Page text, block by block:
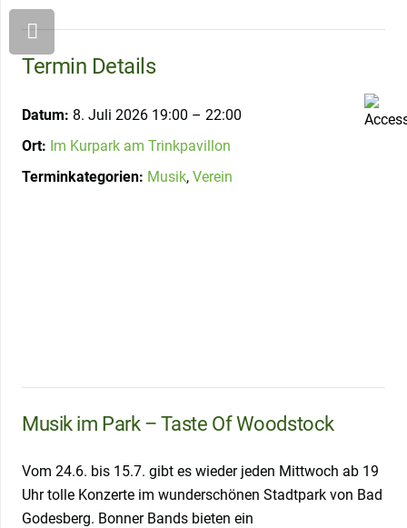
Termin Details
Datum: 8. Juli 2026 19:00 – 22:00
Ort: Im Kurpark am Trinkpavillon
Terminkategorien: Musik, Verein
Musik im Park – Taste Of Woodstock
Vom 24.6. bis 15.7. gibt es wieder jeden Mittwoch ab 19
Uhr tolle Konzerte im wunderschönen Stadtpark von Bad
Godesberg. Bonner Bands bieten ein